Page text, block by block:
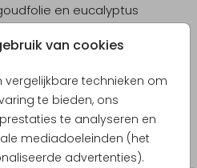
van cookies
vergelijkbare technieken om
te bieden, ons
te analyseren en
mediadoeleinden (het
advertenties).
en eucalyptus